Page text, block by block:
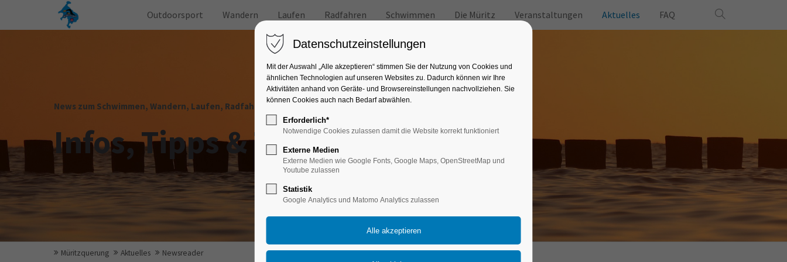
Outdoorsport Wandern Laufen Radfahren Schwimmen Die Müritz Veranstaltungen Aktuelles FAQ
News zum Schwimmen, Wandern, Laufen, Radfahren und anderen Freizeitaktivitäten
Infos, Tipps & Tricks
Müritzquerung Aktuelles Newsreader
Datenschutzeinstellungen
Mit der Auswahl „Alle akzeptieren“ stimmen Sie der Nutzung von Cookies und
ähnlichen Technologien auf unseren Websites zu. Dadurch können wir Ihre
Aktivitäten anhand von Geräte- und Browsereinstellungen nachvollziehen. Sie
können Cookies auch nach Bedarf abwählen.
Erforderlich*
Notwendige Cookies zulassen damit die Website korrekt funktioniert
Externe Medien
Externe Medien wie Google Fonts, Google Maps, OpenStreetMap und
Youtube zulassen
Statistik
Google Analytics und Matomo Analytics zulassen